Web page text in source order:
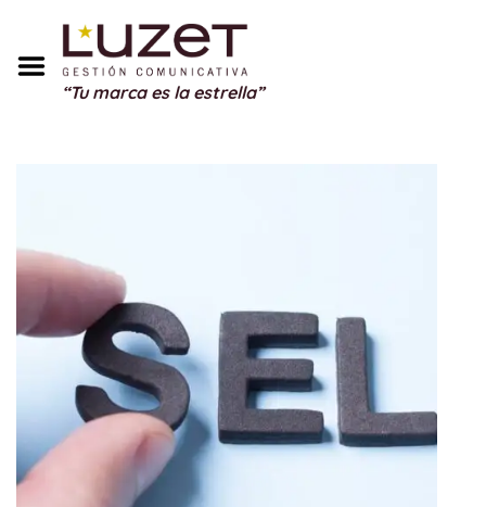
“Tu marca es la estrella”
Inicio
Sobre Mí
Testimonios
Regalos
Contacto